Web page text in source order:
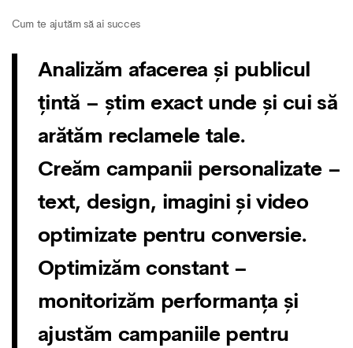
Cum te ajutăm să ai succes
Analizăm afacerea și publicul
țintă – știm exact unde și cui să
arătăm reclamele tale.
Creăm campanii personalizate–
text, design, imagini și video
optimizate pentru conversie.
Optimizăm constant–
monitorizăm performanța și
ajustăm campaniile pentru